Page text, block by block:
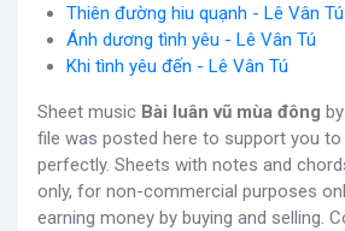
Thiên đường hiu quạnh - Lê Vân Tú
Ánh dương tình yêu - Lê Vân Tú
Khi tình yêu đến - Lê Vân Tú
Sheet music Bài luân vũ mùa đông
file was posted here to support you to
perfectly. Sheets with notes and
only, for non-commercial purposes
earning money by buying and selling.